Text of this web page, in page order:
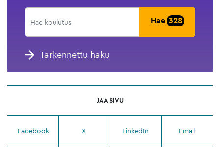
Hae 328
Tarkennettu haku
JAA SIVU
Facebook X LinkedIn Email